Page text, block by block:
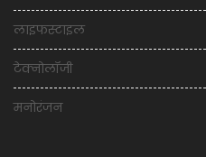
लाइफस्टाइल
टेक्नोलॉजी
मनोरंजन